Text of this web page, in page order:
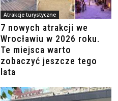
Atrakcje turystyczne
7 nowych atrakcji we
Wrocławiu w 2026 roku.
Te miejsca warto
zobaczyć jeszcze tego
lata